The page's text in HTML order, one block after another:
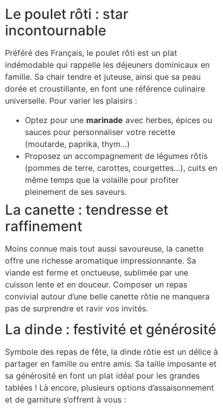
Le poulet rôti : star
incontournable
Préféré des Français, le poulet rôti est un plat
indémodable qui rappelle les déjeuners dominicaux en
famille. Sa chair tendre et juteuse, ainsi que sa peau
dorée et croustillante, en font une référence culinaire
universelle. Pour varier les plaisirs :
Optez pour une marinade avec herbes, épices ou
sauces pour personnaliser votre recette
(moutarde, paprika, thym…)
Proposez un accompagnement de légumes rôtis
(pommes de terre, carottes, courgettes…), cuits en
même temps que la volaille pour profiter
pleinement de ses saveurs.
La canette : tendresse et
raffinement
Moins connue mais tout aussi savoureuse, la canette
offre une richesse aromatique impressionnante. Sa
viande est ferme et onctueuse, sublimée par une
cuisson lente et en douceur. Composer un repas
convivial autour d’une belle canette rôtie ne manquera
pas de surprendre et ravir vos invités.
La dinde : festivité et générosité
Symbole des repas de fête, la dinde rôtie est un délice à
partager en famille ou entre amis. Sa taille imposante et
sa générosité en font un plat idéal pour les grandes
tablées ! Là encore, plusieurs options d’assaisonnement
et de garniture s’offrent à vous :